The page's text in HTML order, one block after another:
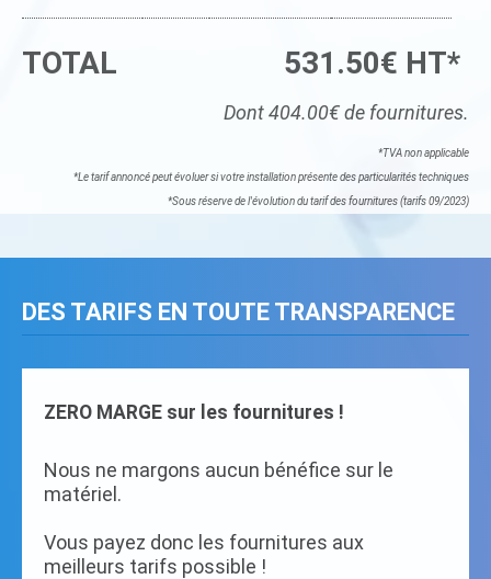
TOTAL 531.50€ HT*
Dont 404.00€ de fournitures.
*TVA non applicable
*Le tarif annoncé peut évoluer si votre installation présente des particularités techniques
*Sous réserve de l'évolution du tarif des fournitures (tarifs 09/2023)
DES TARIFS EN TOUTE TRANSPARENCE
ZERO MARGE sur les fournitures !
Nous ne margons aucun bénéfice sur le
matériel.
Vous payez donc les fournitures aux
meilleurs tarifs possible !